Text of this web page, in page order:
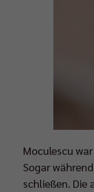
Moculescu
Sogar
schließen.